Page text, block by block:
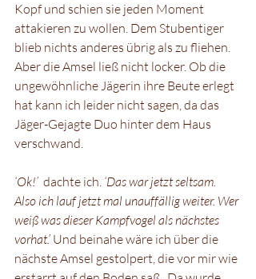
Kopf und schien sie jeden Moment
attakieren zu wollen. Dem Stubentiger
blieb nichts anderes übrig als zu fliehen.
Aber die Amsel ließ nicht locker. Ob die
ungewöhnliche Jägerin ihre Beute erlegt
hat kann ich leider nicht sagen, da das
Jäger-Gejagte Duo hinter dem Haus
verschwand.
‘Ok!’
  dachte ich.
‘Das war jetzt seltsam.
Also ich lauf jetzt mal unauffällig weiter. Wer
weiß was dieser Kampfvogel als nächstes
vorhat.’ Und beinahe wäre ich über die
nächste Amsel gestolpert, die vor mir wie